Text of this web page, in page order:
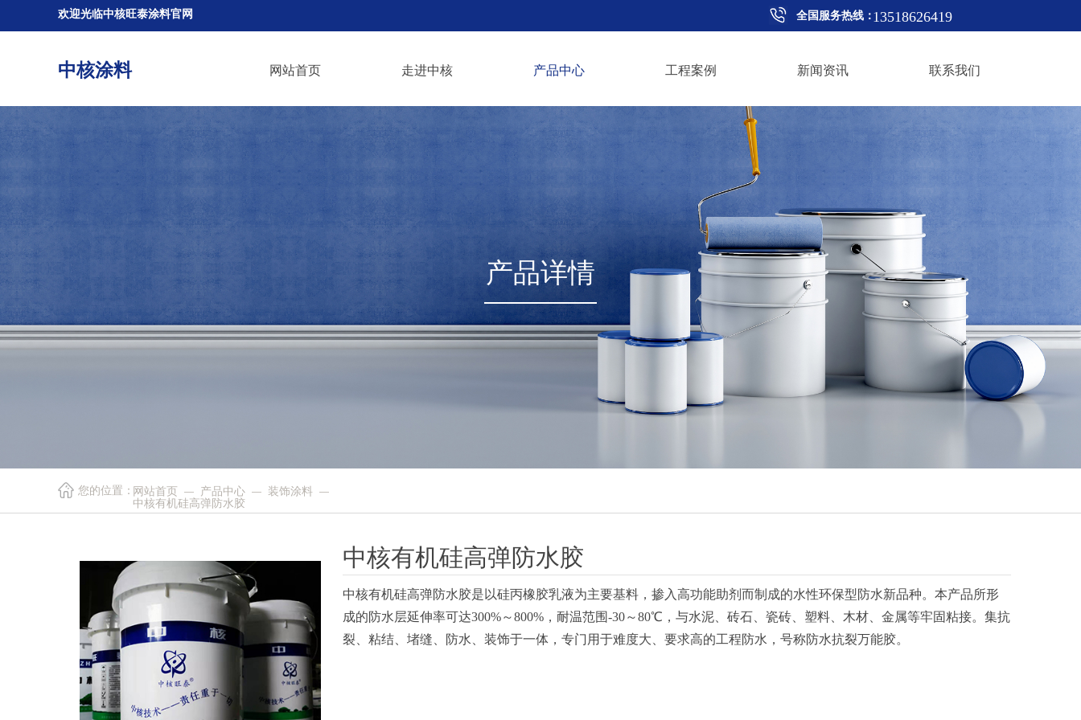
欢迎光临中核旺泰涂料官网 全国服务热线：13518626419
中核涂料 网站首页 走进中核 产品中心 工程案例 新闻资讯 联系我们
产品详情
您的位置： 网站首页 — 产品中心 — 装饰涂料 —
中核有机硅高弹防水胶
中核有机硅高弹防水胶
中核有机硅高弹防水胶是以硅丙橡胶乳液为主要基料，掺入高功能助剂而制成的水性环保型防水新品种。本产品所形
成的防水层延伸率可达300%～800%，耐温范围-30～80℃，与水泥、砖石、瓷砖、塑料、木材、金属等牢固粘接。集抗
裂、粘结、堵缝、防水、装饰于一体，专门用于难度大、要求高的工程防水，号称防水抗裂万能胶。